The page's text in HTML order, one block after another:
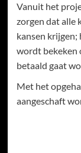
Vanuit het
zorgen dat alle
kansen
wordt bekeken
betaald gaat
Met het
aangeschaft